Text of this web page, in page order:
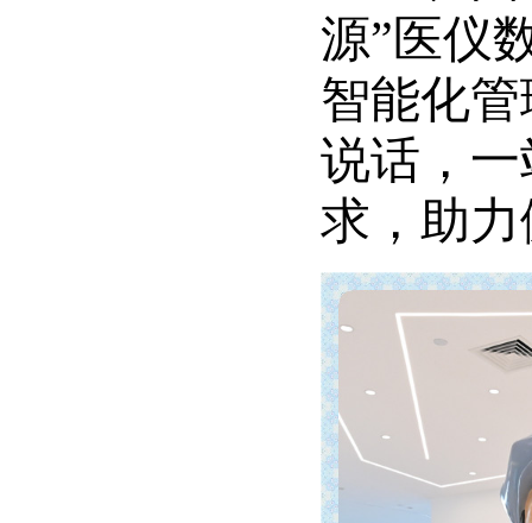
源”医仪
智能化
说话，
求，助